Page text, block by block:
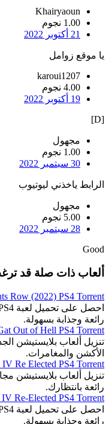
Khairyaoun
1.00 نجوم
21 أكتوبر 2022
يا موقع زوامل
karoui1207
4.00 نجوم
19 أكتوبر 2022
[D]
مجهول
1.00 نجوم
30 سبتمبر 2022
الرابط ياخذني ليوتيوب
مجهول
5.00 نجوم
28 سبتمبر 2022
Good
ألعاب ذات صلة قد
Row (2022) PS4 Torrent
رائعة وجذابة بسهولة.
Out of Hell PS4 Torrent
تنزيل ألعاب بلايستيشن
الأكشن والمغامرات.
IV Re Elected PS4 Torrent
تنزيل ألعاب بلايستيشن
رائعة بانتظارك.
Re-Elected PS4 Torrent
رائعة وجذابة بسهولة.